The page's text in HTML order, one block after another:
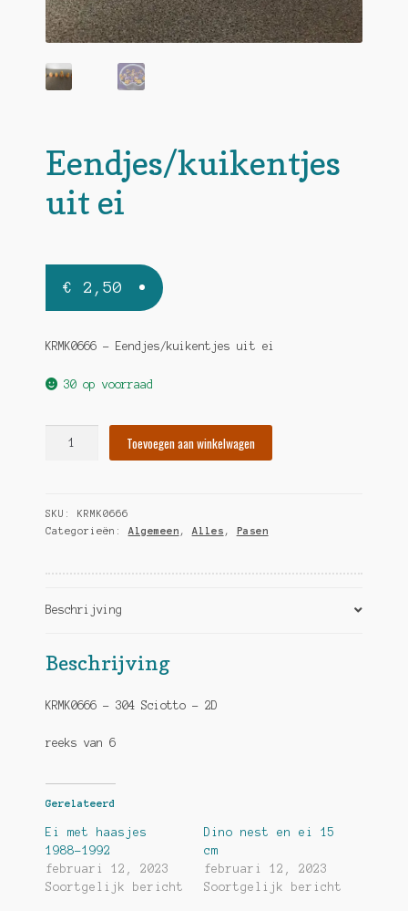
Eendjes/kuikentjes
uit ei
€ 2,50
KRMK0666 – Eendjes/kuikentjes uit ei
30 op voorraad
Toevoegen aan winkelwagen
SKU: KRMK0666
Categorieën: Algemeen , Alles , Pasen
Beschrijving
Beschrijving
KRMK0666 – 304 Sciotto – 2D
reeks van 6
Gerelateerd
Ei met haasjes
1988-1992
februari 12, 2023
Soortgelijk bericht
Dino nest en ei 15
cm
februari 12, 2023
Soortgelijk bericht